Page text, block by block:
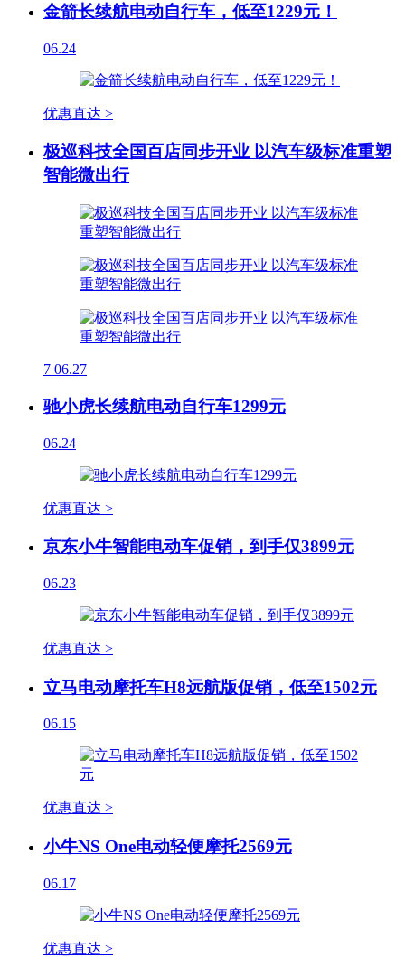
金箭长续航电动自行车，低至1229元！
06.24
优惠直达 >
极巡科技全国百店同步开业 以汽车级标准重塑
智能微出行
7 06.27
驰小虎长续航电动自行车1299元
06.24
优惠直达 >
京东小牛智能电动车促销，到手仅3899元
06.23
优惠直达 >
立马电动摩托车H8远航版促销，低至1502元
06.15
优惠直达 >
小牛NS One电动轻便摩托2569元
06.17
优惠直达 >